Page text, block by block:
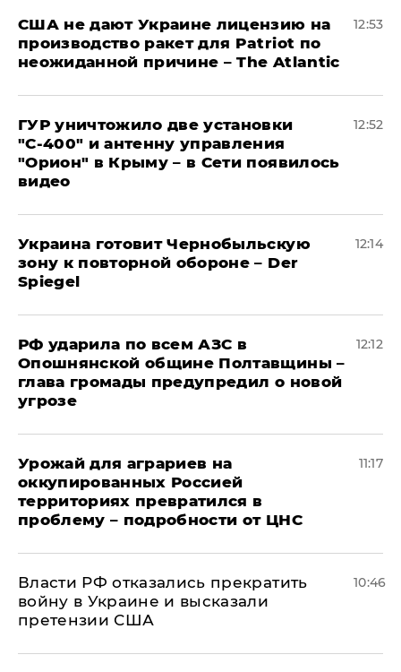
США не дают Украине лицензию на
производство ракет для Patriot по
неожиданной причине – The Atlantic
12:53
ГУР уничтожило две установки
"С‑400" и антенну управления
"Орион" в Крыму – в Сети появилось
видео
12:52
Украина готовит Чернобыльскую
зону к повторной обороне – Der
Spiegel
12:14
РФ ударила по всем АЗС в
Опошнянской общине Полтавщины –
глава громады предупредил о новой
угрозе
12:12
Урожай для аграриев на
оккупированных Россией
территориях превратился в
проблему – подробности от ЦНС
11:17
Власти РФ отказались прекратить
войну в Украине и высказали
претензии США
10:46